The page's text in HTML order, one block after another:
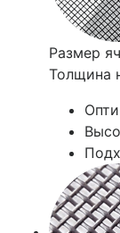
Размер
Толщина